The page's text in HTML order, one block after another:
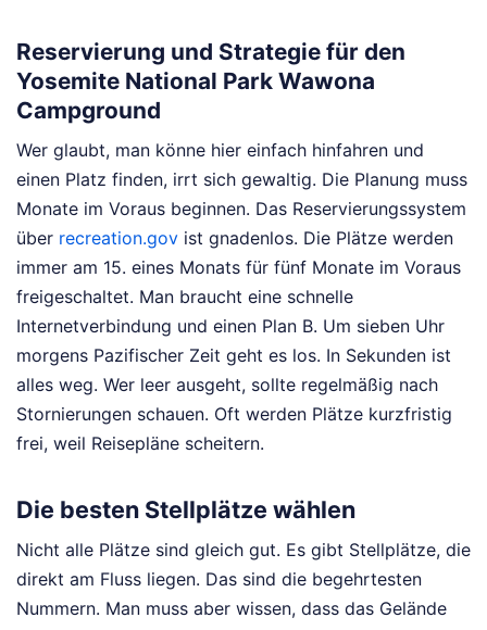
Reservierung und Strategie für den
Yosemite National Park Wawona
Campground
Wer glaubt, man könne hier einfach hinfahren und
einen Platz finden, irrt sich gewaltig. Die Planung muss
Monate im Voraus beginnen. Das Reservierungssystem
über recreation.gov ist gnadenlos. Die Plätze werden
immer am 15. eines Monats für fünf Monate im Voraus
freigeschaltet. Man braucht eine schnelle
Internetverbindung und einen Plan B. Um sieben Uhr
morgens Pazifischer Zeit geht es los. In Sekunden ist
alles weg. Wer leer ausgeht, sollte regelmäßig nach
Stornierungen schauen. Oft werden Plätze kurzfristig
frei, weil Reisepläne scheitern.
Die besten Stellplätze wählen
Nicht alle Plätze sind gleich gut. Es gibt Stellplätze, die
direkt am Fluss liegen. Das sind die begehrtesten
Nummern. Man muss aber wissen, dass das Gelände